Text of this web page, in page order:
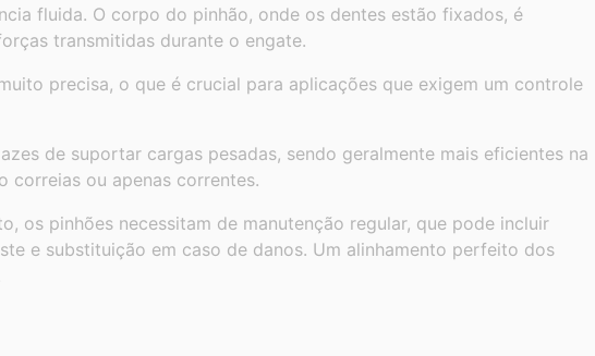
fluida. O corpo do pinhão, onde os dentes estão fixados, é
transmitidas durante o engate.
precisa, o que é crucial para aplicações que exigem um controle
de suportar cargas pesadas, sendo geralmente mais eficientes na
correias ou apenas correntes.
os pinhões necessitam de manutenção regular, que pode incluir
e substituição em caso de danos. Um alinhamento perfeito dos